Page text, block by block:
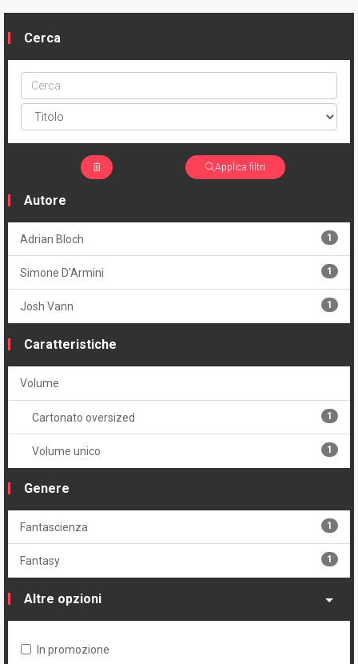
Cerca
Cerca
ptype
Applica filtri
Autore
Adrian Bloch 1
Simone D'Armini 1
Josh Vann 1
Caratteristiche
Volume
Cartonato oversized 1
Volume unico 1
Genere
Fantascienza 1
Fantasy 1
Altre opzioni
In promozione